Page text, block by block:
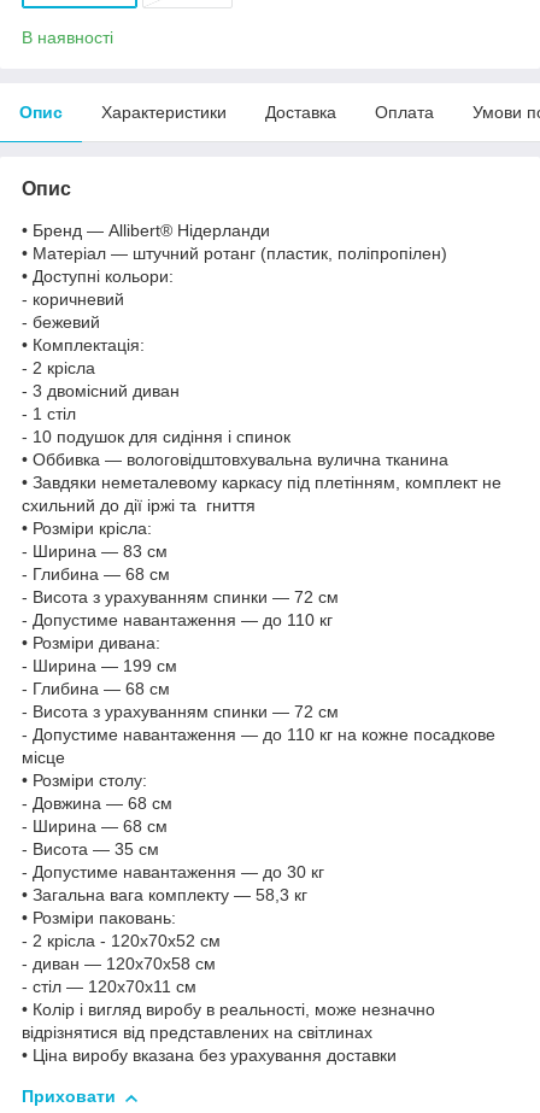
В наявності
Опис Характеристики Доставка Оплата Умови
Опис
• Бренд — Allibert® Нідерланди
• Матеріал — штучний ротанг (пластик, поліпропілен)
• Доступні кольори:
- коричневий
- бежевий
• Комплектація:
- 2 крісла
- 3 двомісний диван
- 1 стіл
- 10 подушок для сидіння і спинок
• Оббивка — вологовідштовхувальна вулична тканина
• Завдяки неметалевому каркасу під плетінням, комплект не
схильний до дії іржі та гниття
• Розміри крісла:
- Ширина — 83 см
- Глибина — 68 см
- Висота з урахуванням спинки — 72 см
- Допустиме навантаження — до 110 кг
• Розміри дивана:
- Ширина — 199 см
- Глибина — 68 см
- Висота з урахуванням спинки — 72 см
- Допустиме навантаження — до 110 кг на кожне посадкове
місце
• Розміри столу:
- Довжина — 68 см
- Ширина — 68 см
- Висота — 35 см
- Допустиме навантаження — до 30 кг
• Загальна вага комплекту — 58,3 кг
• Розміри паковань:
- 2 крісла - 120х70х52 см
- диван — 120х70х58 см
- стіл — 120х70х11 см
• Колір і вигляд виробу в реальності, може незначно
відрізнятися від представлених на світлинах
• Ціна виробу вказана без урахування доставки
Приховати